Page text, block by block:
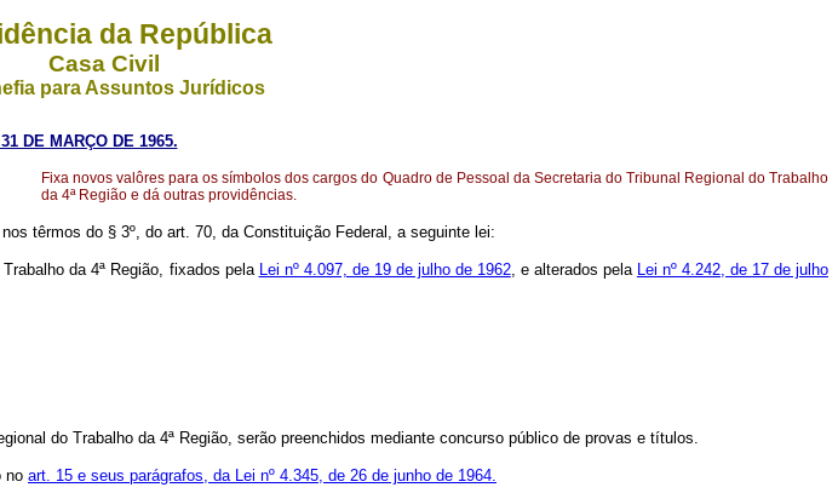
da República
Casa Civil
para Assuntos Jurídicos
DE MARÇO DE 1965.
Fixa novos valôres para os símbolos dos cargos do Quadro de Pessoal da Secretaria do Tribunal Regional do Trabalho
da 4ª Região e dá outras providências.
têrmos do § 3º, do art. 70, da Constituição Federal, a seguinte lei:
da 4ª Região, fixados pela Lei nº 4.097, de 19 de julho de 1962, e alterados pela Lei nº 4.242, de 17 de julho
do Trabalho da 4ª Região, serão preenchidos mediante concurso público de provas e títulos.
no art. 15 e seus parágrafos, da Lei nº 4.345, de 26 de junho de 1964.